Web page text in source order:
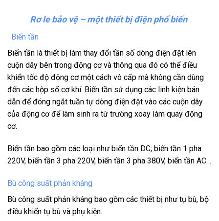
Rơ le bảo vệ – một thiết bị điện phổ biến
Biến tần
Biến tần là thiết bị làm thay đổi tần số dòng điện đặt lên
cuộn dây bên trong động cơ và thông qua đó có thể điều
khiển tốc độ động cơ một cách vô cấp mà không cần dùng
đến các hộp số cơ khí. Biến tần sử dụng các linh kiện bán
dẫn để đóng ngắt tuần tự dòng điện đặt vào các cuộn dây
của động cơ để làm sinh ra từ trường xoay làm quay động
cơ.
Biến tần bao gồm các loại như biến tần DC; biến tần 1 pha
220V, biến tần 3 pha 220V, biến tần 3 pha 380V, biến tần AC…
Bù công suất phản kháng
Bù công suất phản kháng bao gồm các thiết bị như tụ bù, bộ
điều khiển tụ bù và phụ kiện.